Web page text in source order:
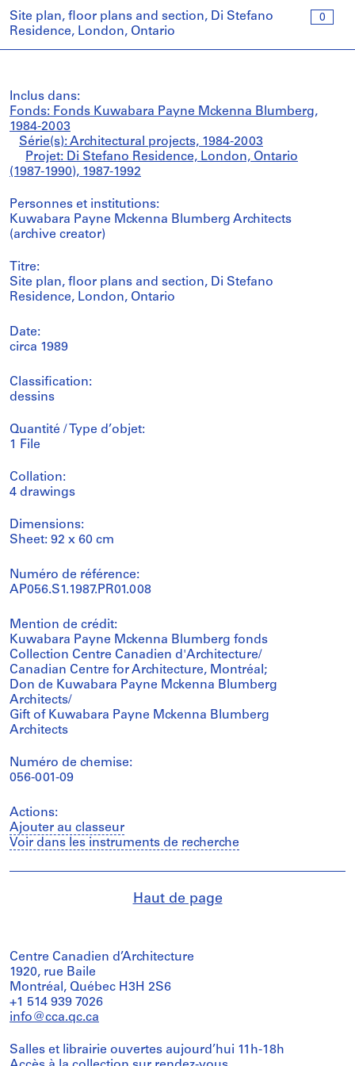
0
Site plan, floor plans and section, Di Stefano
Residence, London, Ontario
Inclus dans:
Fonds: Fonds Kuwabara Payne Mckenna Blumberg,
1984-2003
Série(s): Architectural projects, 1984-2003
Projet: Di Stefano Residence, London, Ontario
(1987-1990), 1987-1992
Personnes et institutions:
Kuwabara Payne Mckenna Blumberg Architects
(archive creator)
Titre:
Site plan, floor plans and section, Di Stefano
Residence, London, Ontario
Date:
circa 1989
Classification:
dessins
Quantité / Type d’objet:
1 File
Collation:
4 drawings
Dimensions:
Sheet: 92 x 60 cm
Numéro de référence:
AP056.S1.1987.PR01.008
Mention de crédit:
Kuwabara Payne Mckenna Blumberg fonds
Collection Centre Canadien d'Architecture/
Canadian Centre for Architecture, Montréal;
Don de Kuwabara Payne Mckenna Blumberg
Architects/
Gift of Kuwabara Payne Mckenna Blumberg
Architects
Numéro de chemise:
056-001-09
Actions:
Ajouter au classeur
Voir dans les instruments de recherche
Haut de page
Centre Canadien d’Architecture
1920, rue Baile
Montréal, Québec H3H 2S6
+1 514 939 7026
info@cca.qc.ca
Salles et librairie ouvertes aujourd’hui 11h-18h